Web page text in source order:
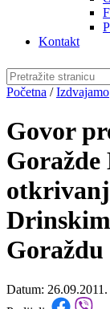
Općine
Kontakt
Početna/Izdvajamo
Govor
Drinskim
Goraždu